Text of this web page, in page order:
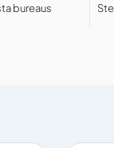
bureaus